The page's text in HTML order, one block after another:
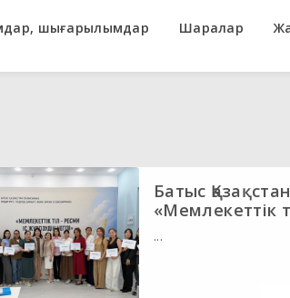
шығарылымдар Шаралар
Батыс
«Мемлекеттік
...